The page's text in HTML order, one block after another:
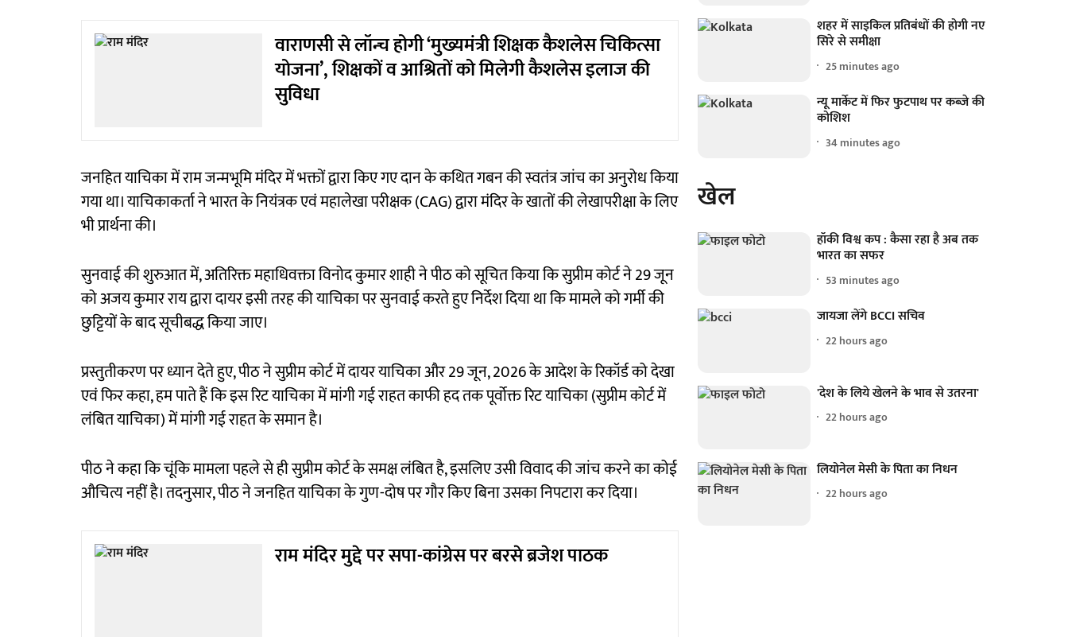
वाराणसी से लॉन्च होगी ‘मुख्यमंत्री शिक्षक कैशलेस चिकित्सा
योजना’, शिक्षकों व आश्रितों को मिलेगी कैशलेस इलाज की
सुविधा
जनहित याचिका में राम जन्मभूमि मंदिर में भक्तों द्वारा किए गए दान के कथित गबन की स्वतंत्र जांच का अनुरोध किया
गया था। याचिकाकर्ता ने भारत के नियंत्रक एवं महालेखा परीक्षक (CAG) द्वारा मंदिर के खातों की लेखापरीक्षा के लिए
भी प्रार्थना की।
सुनवाई की शुरुआत में, अतिरिक्त महाधिवक्ता विनोद कुमार शाही ने पीठ को सूचित किया कि सुप्रीम कोर्ट ने 29 जून
को अजय कुमार राय द्वारा दायर इसी तरह की याचिका पर सुनवाई करते हुए निर्देश दिया था कि मामले को गर्मी की
छुट्टियों के बाद सूचीबद्ध किया जाए।
प्रस्तुतीकरण पर ध्यान देते हुए, पीठ ने सुप्रीम कोर्ट में दायर याचिका और 29 जून, 2026 के आदेश के रिकॉर्ड को देखा
एवं फिर कहा, हम पाते हैं कि इस रिट याचिका में मांगी गई राहत काफी हद तक पूर्वोक्त रिट याचिका (सुप्रीम कोर्ट में
लंबित याचिका) में मांगी गई राहत के समान है।
पीठ ने कहा कि चूंकि मामला पहले से ही सुप्रीम कोर्ट के समक्ष लंबित है, इसलिए उसी विवाद की जांच करने का कोई
औचित्य नहीं है। तदनुसार, पीठ ने जनहित याचिका के गुण-दोष पर गौर किए बिना उसका निपटारा कर दिया।
राम मंदिर मुद्दे पर सपा-कांग्रेस पर बरसे ब्रजेश पाठक
शहर में साइकिल प्रतिबंधों की होगी नए
सिरे से समीक्षा
25 minutes ago
न्यू मार्केट में फिर फुटपाथ पर कब्जे की
कोशिश
34 minutes ago
खेल
हॉकी विश्व कप : कैसा रहा है अब तक
भारत का सफर
53 minutes ago
जायजा लेंगे BCCI सचिव
22 hours ago
'देश के लिये खेलने के भाव से उतरना'
22 hours ago
लियोनेल मेसी के पिता का निधन
22 hours ago